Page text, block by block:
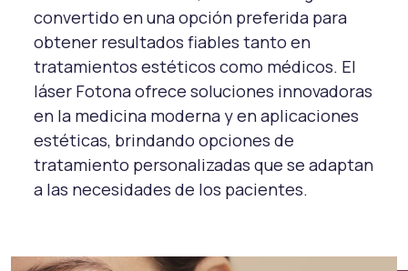
convertido en una opción preferida para
obtener resultados fiables tanto en
tratamientos estéticos como médicos. El
láser Fotona ofrece soluciones innovadoras
en la medicina moderna y en aplicaciones
estéticas, brindando opciones de
tratamiento personalizadas que se adaptan
a las necesidades de los pacientes.